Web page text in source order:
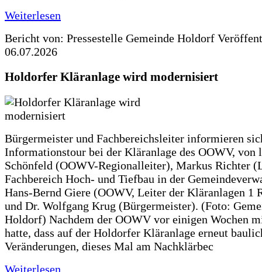
Weiterlesen
Bericht von: Pressestelle Gemeinde Holdorf
06.07.2026
Holdorfer Kläranlage wird modernisiert
Bürgermeister und Fachbereichsleiter informieren
Informationstour bei der Kläranlage des OOWV, von
Schönfeld (OOWV-Regionalleiter), Markus Richter
Fachbereich Hoch- und Tiefbau in der
Hans-Bernd Giere (OOWV, Leiter der Kläranlagen 1
und Dr. Wolfgang Krug (Bürgermeister). (Foto:
Holdorf) Nachdem der OOWV vor einigen Wochen
hatte, dass auf der Holdorfer Kläranlage erneut
Veränderungen, dieses Mal am Nachklärbec
Weiterlesen